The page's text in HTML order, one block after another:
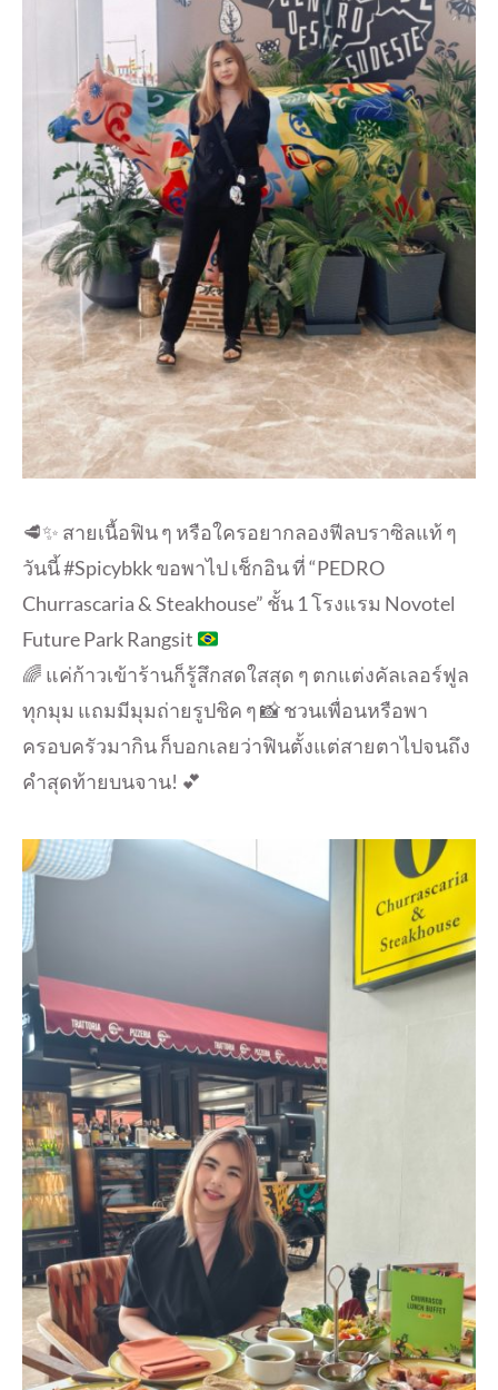
🥩✨ สายเนื้อฟิน ๆ หรือใครอยากลองฟีลบราซิลแท้ ๆ
วันนี้ #Spicybkk ขอพาไป เช็กอิน ที่ “PEDRO
Churrascaria & Steakhouse” ชั้น 1 โรงแรม Novotel
Future Park Rangsit
🌈 แค่ก้าวเข้าร้านก็รู้สึกสดใสสุด ๆ ตกแต่งคัลเลอร์ฟูล
ทุกมุม แถมมีมุมถ่ายรูปชิค ๆ 📸 ชวนเพื่อนหรือพา
ครอบครัวมากิน ก็บอกเลยว่าฟินตั้งแต่สายตาไปจนถึง
คำสุดท้ายบนจาน! 💕